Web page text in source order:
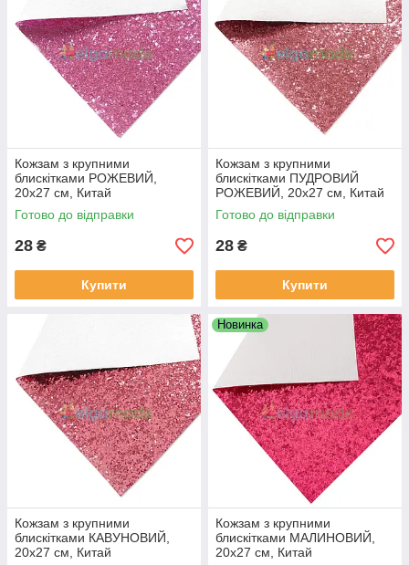
Кожзам з крупними
блискітками РОЖЕВИЙ,
20х27 см, Китай
Готово до відправки
28 ₴
Купити
Кожзам з крупними
блискітками ПУДРОВИЙ
РОЖЕВИЙ, 20х27 см, Китай
Готово до відправки
28 ₴
Купити
Кожзам з крупними
блискітками КАВУНОВИЙ,
20х27 см, Китай
Новинка
Кожзам з крупними
блискітками МАЛИНОВИЙ,
20х27 см, Китай